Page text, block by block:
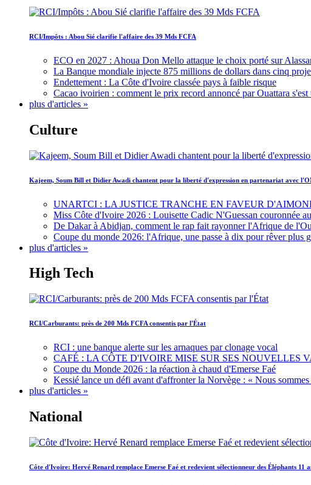
RCI/Impôts : Abou Sié clarifie l'affaire des 39 Mds FCFA
ECO en 2027 : Ahoua Don Mello attaque le choix porté sur
La Banque mondiale injecte 875 millions de dollars dans cinq
Endettement : La Côte d'Ivoire classée pays à faible risque
Cacao ivoirien : comment le prix record annoncé par Ouattara
plus d'articles »
Culture
Kajeem, Soum Bill et Didier Awadi chantent pour la liberté d'expression en partenariat avec
UNARTCI : LA JUSTICE TRANCHE EN FAVEUR
Miss Côte d'Ivoire 2026 : Louisette Cadic N'Guessan couronnée
De Dakar à Abidjan, comment le rap fait rayonner l'Afrique de
Coupe du monde 2026: l'Afrique, une passe à dix pour rêver plus
plus d'articles »
High Tech
RCI/Carburants: près de 200 Mds FCFA consentis par l'État
RCI : une banque alerte sur les arnaques par clonage vocal
CAFÉ : LA CÔTE D'IVOIRE MISE SUR SES NOUVELLES
Coupe du Monde 2026 : la réaction à chaud d'Emerse Faé
Kessié lance un défi avant d'affronter la Norvège : « Nous
plus d'articles »
National
Côte d'Ivoire: Hervé Renard remplace Emerse Faé et redevient sélectionneur des Éléphants 11